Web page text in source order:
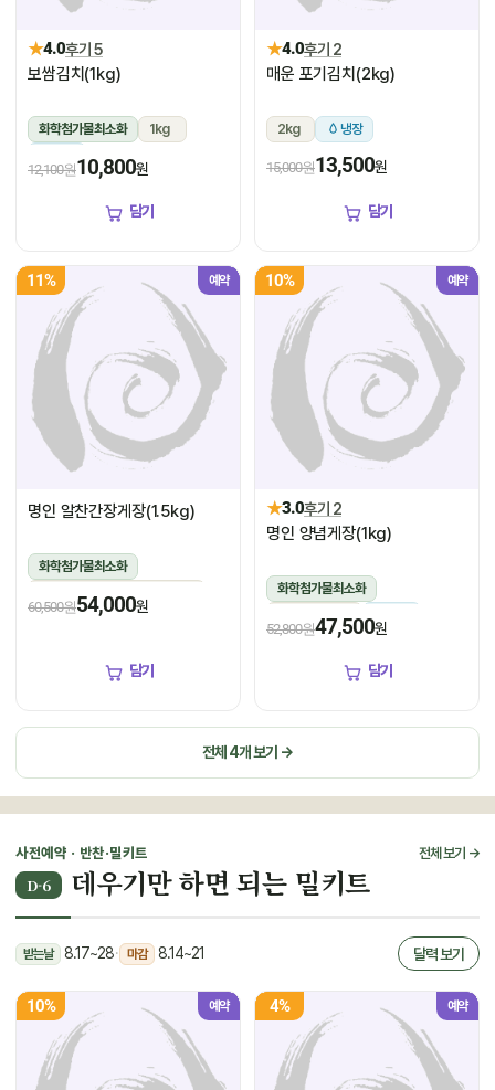
★4.0후기 5
보쌈김치(1kg)
화학첨가물최소화
1kg
12,100원10,800원
담기
★4.0후기 2
매운 포기김치(2kg)
2kg 냉장
15,000원13,500원
담기
11% 예약
명인 알찬간장게장(1.5kg)
화학첨가물최소화
1.5kg(꽃게450g,장물1,050g)
냉장
60,500원54,000원
담기
10% 예약
★3.0후기 2
명인 양념게장(1kg)
화학첨가물최소화
1kg(5미~6미)
52,800원47,500원
담기
전체 4개 보기 →
사전예약 · 반찬·밀키트 전체 보기 →
D-6 데우기만 하면 되는 밀키트
받는날 8.17~28· 마감 8.14~21 달력 보기
10% 예약 4% 예약